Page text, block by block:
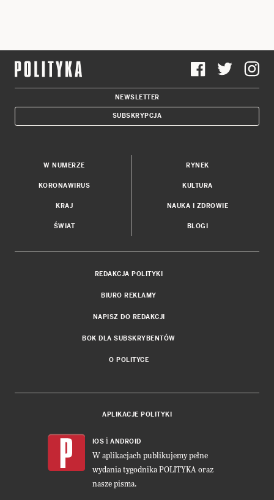
NEWSLETTER
SUBSKRYPCJA
W NUMERZE
KORONAWIRUS
KRAJ
ŚWIAT
RYNEK
KULTURA
NAUKA I ZDROWIE
BLOGI
REDAKCJA POLITYKI
BIURO REKLAMY
NAPISZ DO REDAKCJI
BOK DLA SUBSKRYBENTÓW
O POLITYCE
APLIKACJE POLITYKI
IOS i ANDROID
W aplikacjach publikujemy pełne
wydania tygodnika POLITYKA oraz
nasze pisma.